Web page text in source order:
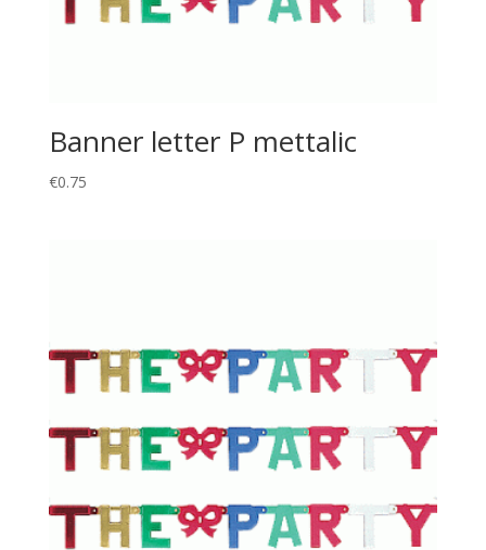
Banner letter P mettalic
€0.75